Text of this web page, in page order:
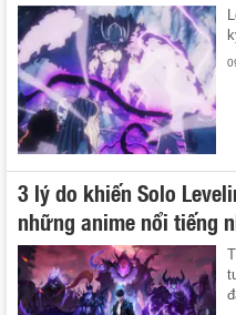
3 lý do khiến Solo
những anime nổi tiếng